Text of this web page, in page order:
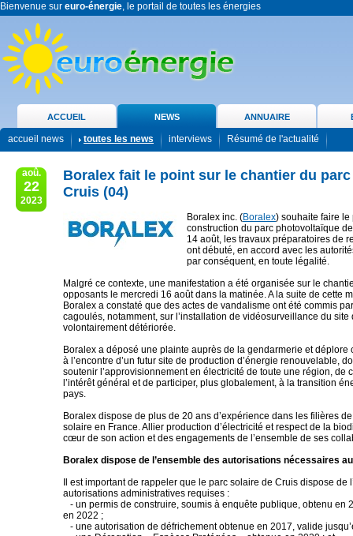
Bienvenue sur euro-énergie, le portail de toutes les énergies
ACCUEIL NEWS ANNUAIRE
accueil news toutes les news interviews Résumé de l'actualité
aoû.
22
2023
Boralex fait le point sur le chantier du
Cruis (04)
Boralex inc. (Boralex) souhaite faire le
construction du parc photovoltaïque
14 août, les travaux préparatoires de
ont débuté, en accord avec les
par conséquent, en toute légalité.
Malgré ce contexte, une manifestation a été organisée sur le
opposants le mercredi 16 août dans la matinée. A la suite de cette
Boralex a constaté que des actes de vandalisme ont été commis
cagoulés, notamment, sur l’installation de vidéosurveillance du site
volontairement détériorée.
Boralex a déposé une plainte auprès de la gendarmerie et déplore
à l’encontre d’un futur site de production d’énergie renouvelable,
soutenir l’approvisionnement en électricité de toute une région, de
l’intérêt général et de participer, plus globalement, à la transition
pays.
Boralex dispose de plus de 20 ans d’expérience dans les filières
solaire en France. Allier production d’électricité et respect de la
cœur de son action et des engagements de l’ensemble de ses
Boralex dispose de l’ensemble des autorisations nécessaires
Il est important de rappeler que le parc solaire de Cruis dispose de
autorisations administratives requises :
- un permis de construire, soumis à enquête publique, obtenu en
en 2022 ;
- une autorisation de défrichement obtenue en 2017, valide